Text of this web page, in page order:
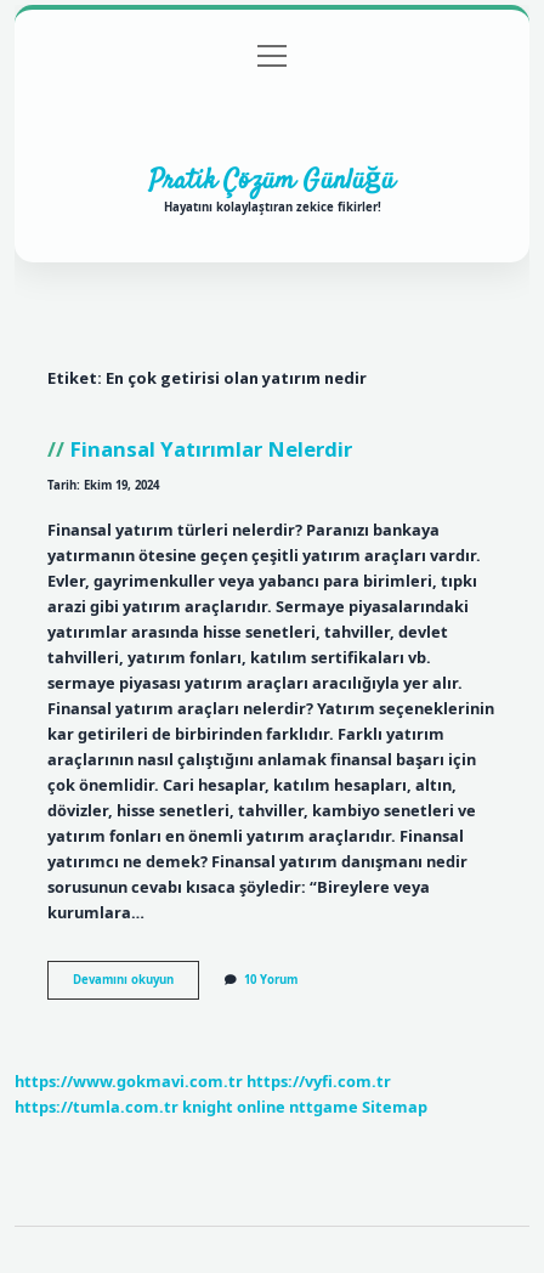
Gizlilik Politikası
menüyü
aç
Pratik Çözüm Günlüğü
Hayatını kolaylaştıran zekice fikirler!
Etiket: En çok getirisi olan yatırım nedir
Finansal Yatırımlar Nelerdir
Tarih: Ekim 19, 2024
Finansal yatırım türleri nelerdir? Paranızı bankaya
yatırmanın ötesine geçen çeşitli yatırım araçları vardır.
Evler, gayrimenkuller veya yabancı para birimleri, tıpkı
arazi gibi yatırım araçlarıdır. Sermaye piyasalarındaki
yatırımlar arasında hisse senetleri, tahviller, devlet
tahvilleri, yatırım fonları, katılım sertifikaları vb.
sermaye piyasası yatırım araçları aracılığıyla yer alır.
Finansal yatırım araçları nelerdir? Yatırım seçeneklerinin
kar getirileri de birbirinden farklıdır. Farklı yatırım
araçlarının nasıl çalıştığını anlamak finansal başarı için
çok önemlidir. Cari hesaplar, katılım hesapları, altın,
dövizler, hisse senetleri, tahviller, kambiyo senetleri ve
yatırım fonları en önemli yatırım araçlarıdır. Finansal
yatırımcı ne demek? Finansal yatırım danışmanı nedir
sorusunun cevabı kısaca şöyledir: “Bireylere veya
kurumlara…
Devamını okuyunFinansal
Yatırımlar
10 Yorum
https://www.gokmavi.com.tr https://vyfi.com.tr
https://tumla.com.tr knight online nttgame Sitemap